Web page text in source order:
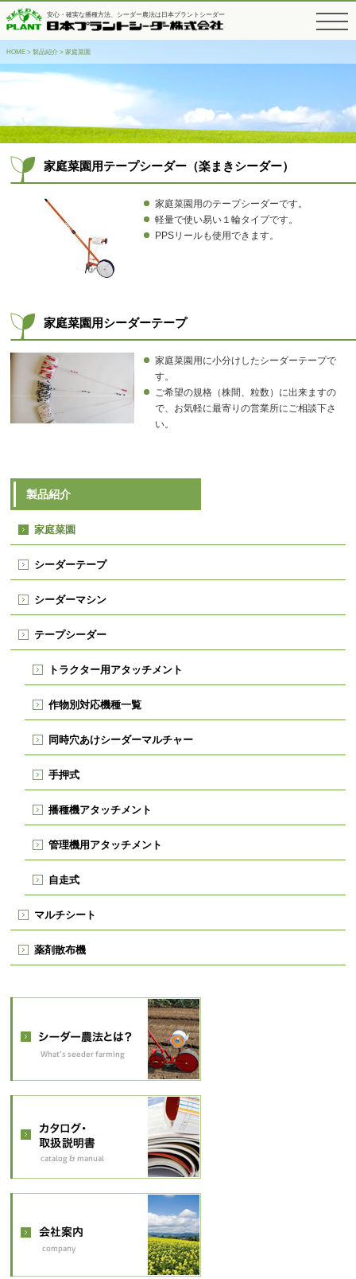
安心・確実な播種方法、シーダー農法は日本プラントシーダー
toggle
HOME > 製品紹介 > 家庭菜園
家庭菜園用テープシーダー（楽まきシーダー）
家庭菜園用のテープシーダーです。
軽量で使い易い１輪タイプです。
PPSリールも使用できます。
家庭菜園用シーダーテープ
家庭菜園用に小分けしたシーダーテープで
す。
ご希望の規格（株間、粒数）に出来ますの
で、お気軽に最寄りの営業所にご相談下さ
い。
製品紹介
家庭菜園
シーダーテープ
シーダーマシン
テープシーダー
トラクター用アタッチメント
作物別対応機種一覧
同時穴あけシーダーマルチャー
手押式
播種機アタッチメント
管理機用アタッチメント
自走式
マルチシート
薬剤散布機